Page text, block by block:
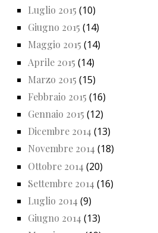
Luglio 2015 (10)
Giugno 2015 (14)
Maggio 2015 (14)
Aprile 2015 (14)
Marzo 2015 (15)
Febbraio 2015 (16)
Gennaio 2015 (12)
Dicembre 2014 (13)
Novembre 2014 (18)
Ottobre 2014 (20)
Settembre 2014 (16)
Luglio 2014 (9)
Giugno 2014 (13)